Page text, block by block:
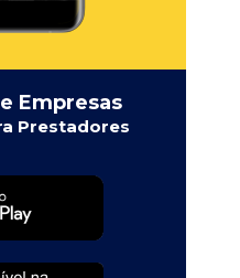
Empresas
Prestadores